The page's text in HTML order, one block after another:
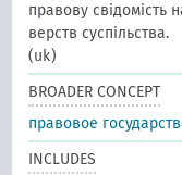
правову свідомість
верств суспільства.
(uk)
BROADER CONCEPT
правовое
INCLUDES